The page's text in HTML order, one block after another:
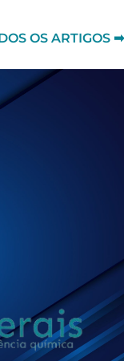
OS ARTIGOS ➡